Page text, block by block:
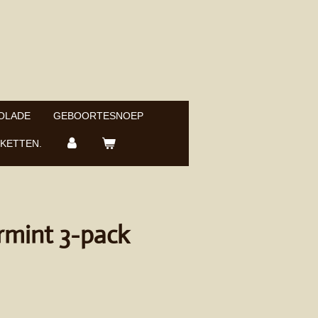
GEBOORTESNOEP
3-pack